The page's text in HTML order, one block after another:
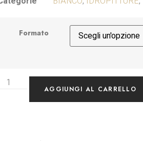
Formato
AGGIUNGI AL CARRELLO